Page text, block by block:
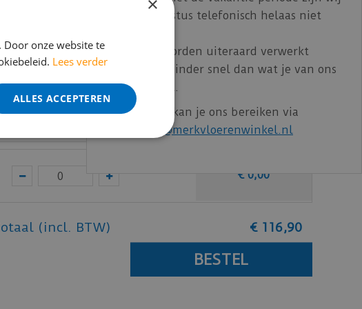
€ 0, 00
€ 0,00
€ 0,00
(incl. BTW) € 116,90
t/m 14 augustus telefonisch helaas niet
Bestelling worden uiteraard verwerkt
echter iets minder snel dan wat je van ons
gewend bent.
Voor vragen kan je ons bereiken via
info@merkvloerenwinkel.nl
onze website te
Lees verder
ALLES ACCEPTEREN